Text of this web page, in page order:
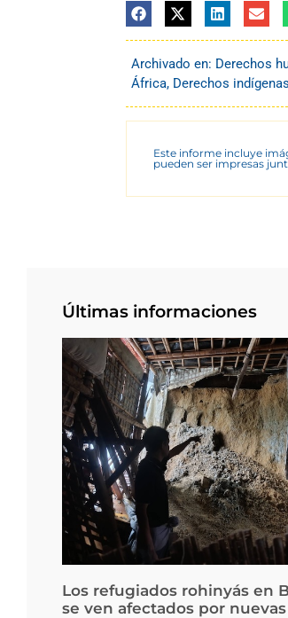
Archivado en: Derechos
África, Derechos indígenas
Este informe incluye
pueden ser impresas
Últimas informaciones
Los refugiados rohinyás en
se ven afectados por